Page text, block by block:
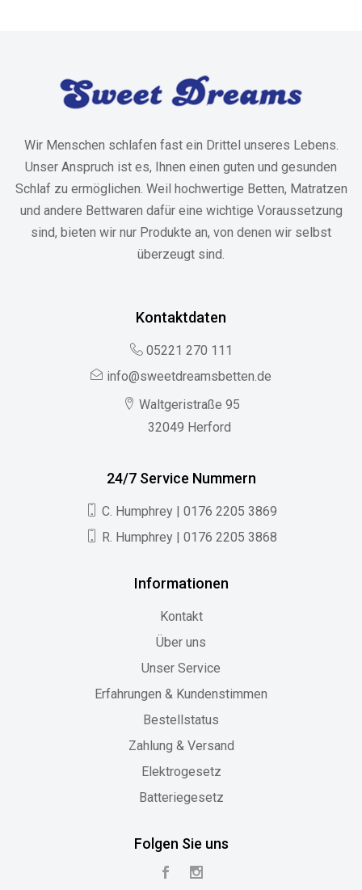
Wir Menschen schlafen fast ein Drittel unseres Lebens.
Unser Anspruch ist es, Ihnen einen guten und gesunden
Schlaf zu ermöglichen. Weil hochwertige Betten, Matratzen
und andere Bettwaren dafür eine wichtige Voraussetzung
sind, bieten wir nur Produkte an, von denen wir selbst
überzeugt sind.
Kontaktdaten
05221 270 111
info@sweetdreamsbetten.de
Waltgeristraße 95
32049 Herford
24/7 Service Nummern
C. Humphrey | 0176 2205 3869
R. Humphrey | 0176 2205 3868
Informationen
Kontakt
Über uns
Unser Service
Erfahrungen & Kundenstimmen
Bestellstatus
Zahlung & Versand
Elektrogesetz
Batteriegesetz
Folgen Sie uns